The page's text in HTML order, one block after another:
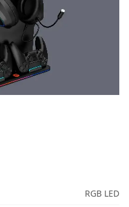
RGB LED